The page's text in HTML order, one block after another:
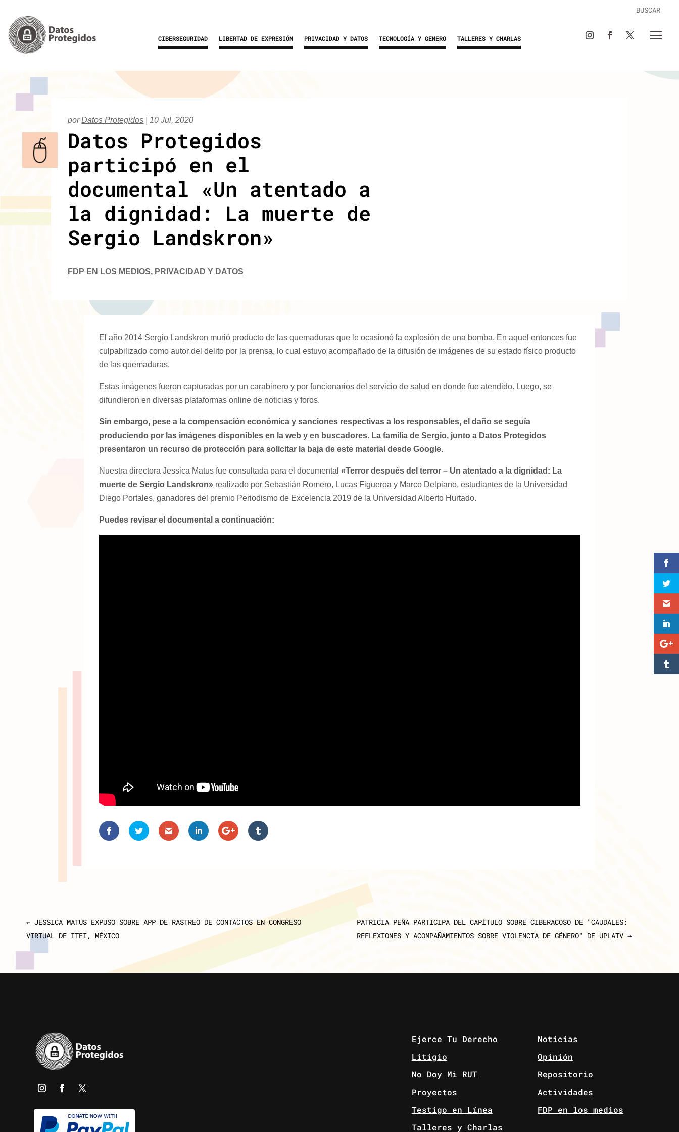
CIBERSEGURIDAD LIBERTAD DE EXPRESIÓN PRIVACIDAD Y DATOS TECNOLOGÍA Y GENERO TALLERES Y CHARLAS
Datos Protegidos
participó en el
documental «Un atentado a
la dignidad: La muerte de
Sergio Landskron»
porDatos Protegidos 10 Jul, 2020
FDP EN LOS MEDIOS, PRIVACIDAD Y DATOS
El año 2014 Sergio Landskron murió producto de las quemaduras que le ocasionó la explosión de una bomba. En aquel entonces fue
culpabilizado como autor del delito por la prensa, lo cual estuvo acompañado de la difusión de imágenes de su estado físico producto
de las quemaduras.
Estas imágenes fueron capturadas por un carabinero y por funcionarios del servicio de salud en donde fue atendido. Luego, se
difundieron en diversas plataformas online de noticias y foros.
Sin embargo, pese a la compensación económica y sanciones respectivas a los responsables, el daño se seguía
produciendo por las imágenes disponibles en la web y en buscadores. La familia de Sergio, junto a Datos Protegidos
presentaron un recurso de protección para solicitar la baja de este material desde Google.
Nuestra directora Jessica Matus fue consultada para el documental «Terror después del terror – Un atentado a la dignidad: La
muerte de Sergio Landskron»realizado por Sebastián Romero, Lucas Figueroa y Marco Delpiano, estudiantes de la Universidad
Diego Portales, ganadores del premio Periodismo de Excelencia 2019 de la Universidad Alberto Hurtado.
Puedes revisar el documental a continuación:
← JESSICA MATUS EXPUSO SOBRE APP DE RASTREO DE CONTACTOS EN CONGRESO
VIRTUAL DE ITEI, MÉXICO
PATRICIA PEÑA PARTICIPA DEL CAPÍTULO SOBRE CIBERACOSO DE "CAUDALES:
REFLEXIONES Y ACOMPAÑAMIENTOS SOBRE VIOLENCIA DE GÉNERO" DE UPLATV →
Ejerce Tu Derecho
Litigio
No Doy Mi RUT
Proyectos
Testigo en Línea
Talleres y Charlas
Noticias
Opinión
Repositorio
Actividades
FDP en los medios